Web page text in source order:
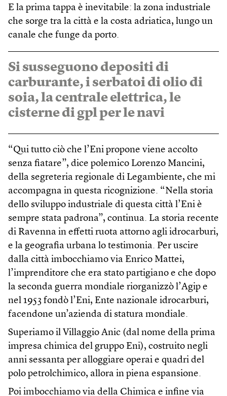
E la prima tappa è inevitabile: la zona industriale
che sorge tra la città e la costa adriatica, lungo un
canale che funge da porto.
Si susseguono depositi di
carburante, i serbatoi di olio di
soia, la centrale elettrica, le
cisterne di gpl per le navi
“Qui tutto ciò che l’Eni propone viene accolto
senza fiatare”, dice polemico Lorenzo Mancini,
della segreteria regionale di Legambiente, che mi
accompagna in questa ricognizione. “Nella storia
dello sviluppo industriale di questa città l’Eni è
sempre stata padrona”, continua. La storia recente
di Ravenna in effetti ruota attorno agli idrocarburi,
e la geografia urbana lo testimonia. Per uscire
dalla città imbocchiamo via Enrico Mattei,
l’imprenditore che era stato partigiano e che dopo
la seconda guerra mondiale riorganizzò l’Agip e
nel 1953 fondò l’Eni, Ente nazionale idrocarburi,
facendone un’azienda di statura mondiale.
Superiamo il Villaggio Anic (dal nome della prima
impresa chimica del gruppo Eni), costruito negli
anni sessanta per alloggiare operai e quadri del
polo petrolchimico, allora in piena espansione.
Poi imbocchiamo via della Chimica e infine via